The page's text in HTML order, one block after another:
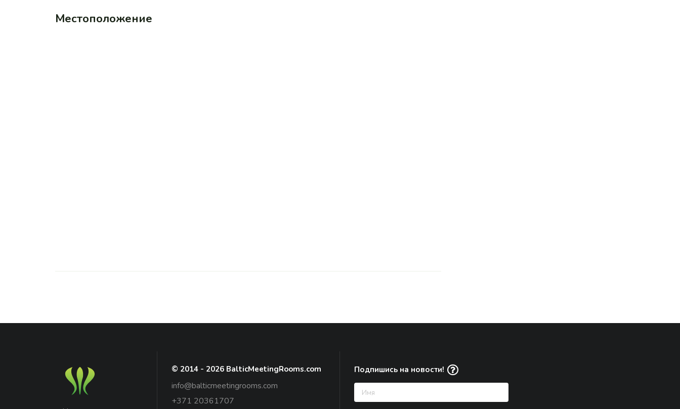
Местоположение
© 2014 - 2026 BalticMeetingRooms.com
info@balticmeetingrooms.com
+371 20361707
Подпишись на новости!